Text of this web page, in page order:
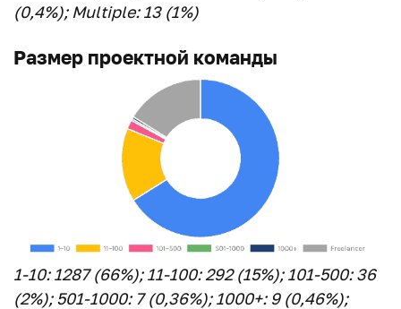
(0,4%); Multiple: 13 (1%)
Размер проектной команды
1-10: 1287 (66%); 11-100: 292 (15%); 101-500: 36
(2%); 501-1000: 7 (0,36%); 1000+: 9 (0,46%);